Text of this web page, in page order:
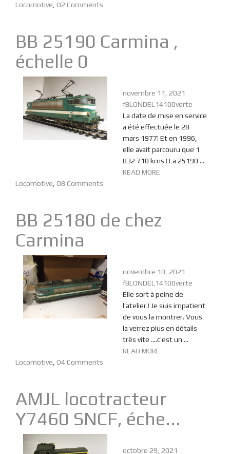
Locomotive O2 Comments
BB 25190 Carmina ,
échelle 0
novembre 11, 2021
fBLONDEL14100verte
La date de mise en service
a été effectuée le 28
mars 1977! Et en 1996,
elle avait parcouru que 1
832 710 kms ! La 25190 ...
READ MORE
Locomotive O8 Comments
BB 25180 de chez
Carmina
novembre 10, 2021
fBLONDEL14100verte
Elle sort à peine de
l’atelier ! Je suis impatient
de vous la montrer. Vous
la verrez plus en détails
très vite ….c’est un ...
READ MORE
Locomotive O4 Comments
AMJL locotracteur
Y7460 SNCF, éche...
octobre 29, 2021